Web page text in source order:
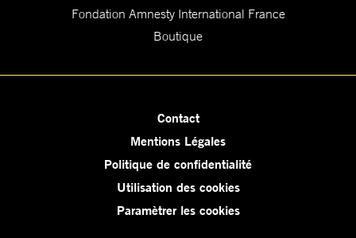
Fondation Amnesty International France
Boutique
Contact
Mentions Légales
Politique de confidentialité
Utilisation des cookies
Paramètrer les cookies